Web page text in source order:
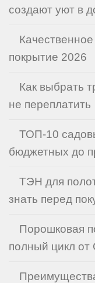
создают уют в
покрытие 2026
Как выбрать
не переплатить
ТОП-10
бюджетных до
ТЭН для
знать перед
Порошковая
полный цикл от